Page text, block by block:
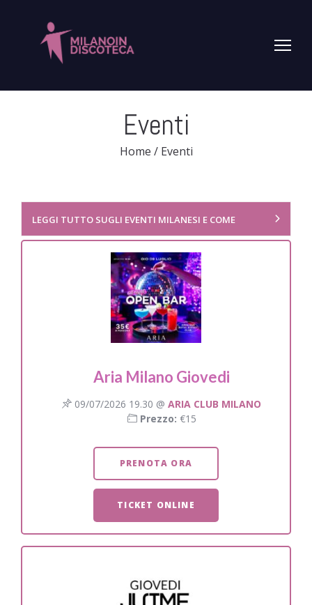
Eventi
Home /Eventi
LEGGI TUTTO SUGLI EVENTI MILANESI E COME
Aria Milano Giovedi
09/07/2026 19.30 @ ARIA CLUB MILANO
Prezzo: €15
PRENOTA ORA
TICKET ONLINE